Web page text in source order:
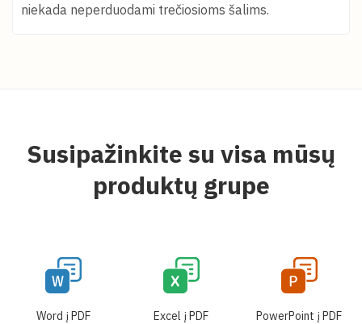
niekada neperduodami trečiosioms šalims.
Susipažinkite su visa mūsų
produktų grupe
Word į PDF Excel į PDF PowerPoint į PDF